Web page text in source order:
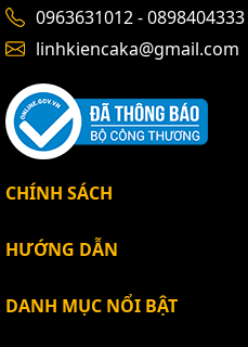
0963631012 - 0898404333
linhkiencaka@gmail.com
CHÍNH SÁCH
HƯỚNG DẪN
DANH MỤC NỔI BẬT